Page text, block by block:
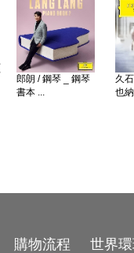
郎朗 / 鋼琴 _ 鋼琴
書本 ...
久
也
購物流程 世界